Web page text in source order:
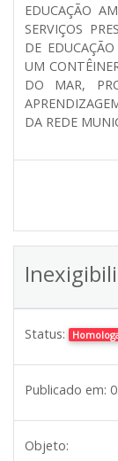
EDUCAÇÃO
SERVIÇOS
DE
UM
DO MAR,
DA REDE
Status:
Publicado em:
Objeto: